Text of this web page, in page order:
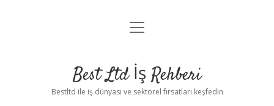
Anasayfa
Yasal Uyarı
menüyü
Best Ltd İş Rehberi
Bestltd ile iş dünyası ve sektörel fırsatları keşfedin